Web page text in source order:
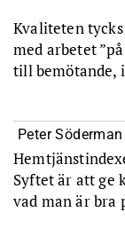
Kvaliteten
med arbetet
till bemötande,
Peter
Syftet är att ge
vad man är bra